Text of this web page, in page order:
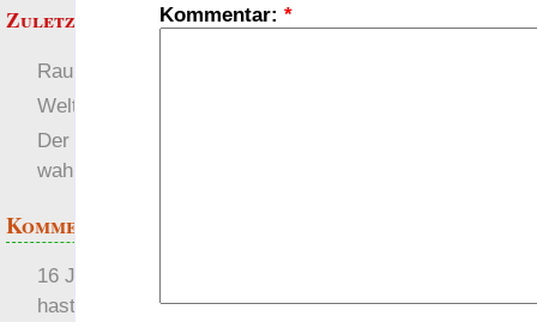
Kommentar: *
Zuletzt angezeigt:
RaumZeit
Welten
Der Astropia Trailer ist
wahnsinn
Kommentare
16 Jahre später: mist, du
hast Recht …